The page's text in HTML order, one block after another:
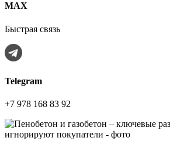
МАХ
Быстрая связь
Telegram
+7 978 168 83 92